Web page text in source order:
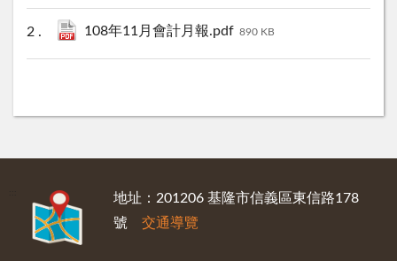
108年11月會計月報.pdf 890 KB
地址：201206 基隆市信義區東信路178
號 交通導覽